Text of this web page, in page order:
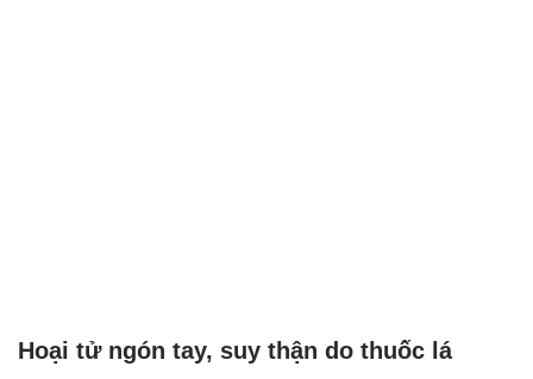
Hoại tử ngón tay, suy thận do thuốc lá